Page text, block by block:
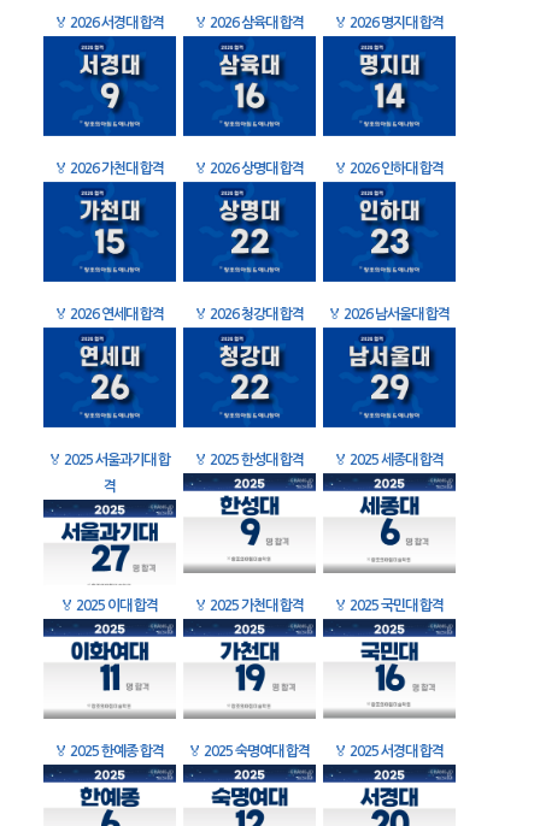
🏅 2026 서경대 합격 🏅 2026 삼육대 합격 🏅 2026 명지대 합격
🏅 2026 가천대 합격 🏅 2026 상명대 합격 🏅 2026 인하대 합격
🏅 2026 연세대 합격 🏅 2026 청강대 합격 🏅 2026 남서울대 합격
🏅 2025 서울과기대 합
격
🏅 2025 한성대 합격 🏅 2025 세종대 합격
🏅 2025 이대 합격 🏅 2025 가천대 합격 🏅 2025 국민대 합격
🏅 2025 한예종 합격 🏅 2025 숙명여대 합격 🏅 2025 서경대 합격